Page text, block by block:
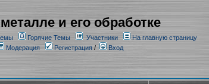
и его обработке
Горячие Темы Участники
На главную страницу
Модерация
Регистрация/ Вход